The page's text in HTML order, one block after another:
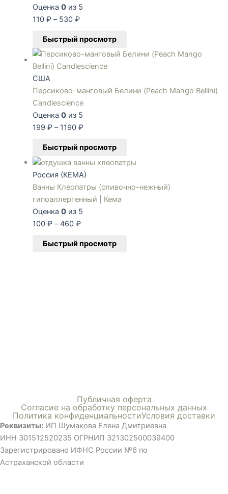
Оценка 0из 5
110 ₽ – 530 ₽
Быстрый просмотр
США
Персиково-манговый Белини (Peach Mango Bellini)
Candlescience
Оценка 0из 5
199 ₽ – 1190 ₽
Быстрый просмотр
Россия (КЕМА)
Ванны Клеопатры (сливочно-нежный)
гипоаллергенный | Кема
Оценка 0из 5
100 ₽ – 460 ₽
Быстрый просмотр
Публичная оферта
Согласие на обработку персональных данных
Политика конфиденциальностиУсловия доставки
Реквизиты: ИП Шумакова Елена Дмитриевна
ИНН 301512520235 ОГРНИП 321302500039400
Зарегистрировано ИФНС России №6 по
Астраханской области